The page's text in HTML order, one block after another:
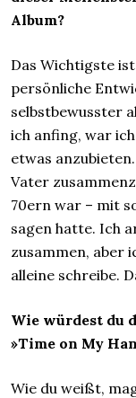
Album?
Das Wichtigste
persönliche
selbstbewusster
ich anfing, war
etwas
Vater
70ern war – mit
sagen hatte. Ich
zusammen, aber
alleine schreibe.
Wie würdest du
»Time on My
Wie du weißt,